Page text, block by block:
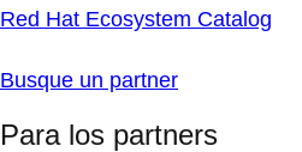
Red Hat Ecosystem Catalog
Busque un partner
Para los partners